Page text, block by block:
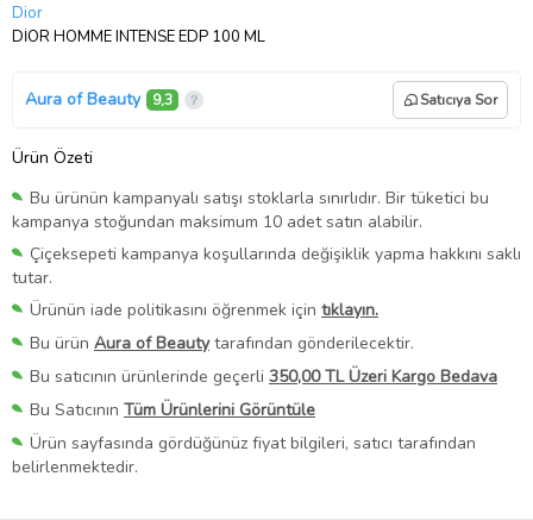
Dior
DİOR HOMME INTENSE EDP 100 ML
Aura of Beauty 9,3 Satıcıya Sor
Ürün Özeti
Bu ürünün kampanyalı satışı stoklarla sınırlıdır. Bir tüketici bu
kampanya stoğundan maksimum 10 adet satın alabilir.
Çiçeksepeti kampanya koşullarında değişiklik yapma hakkını saklı
tutar.
Ürünün iade politikasını öğrenmek için tıklayın.
Bu ürün Aura of Beautytarafından gönderilecektir.
Bu satıcının ürünlerinde geçerli 350,00 TL Üzeri Kargo Bedava
Bu Satıcının Tüm Ürünlerini Görüntüle
Ürün sayfasında gördüğünüz fiyat bilgileri, satıcı tarafından
belirlenmektedir.